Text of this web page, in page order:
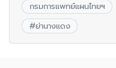
กรมการแพทย์แผนไทยฯ
#ย่านางแดง